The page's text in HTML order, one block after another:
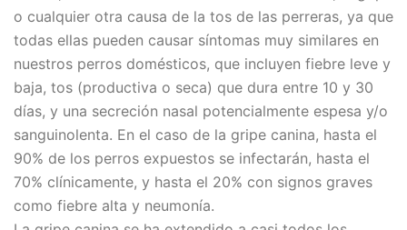
o cualquier otra causa de la tos de las perreras, ya que
todas ellas pueden causar síntomas muy similares en
nuestros perros domésticos, que incluyen fiebre leve y
baja, tos (productiva o seca) que dura entre 10 y 30
días, y una secreción nasal potencialmente espesa y/o
sanguinolenta. En el caso de la gripe canina, hasta el
90% de los perros expuestos se infectarán, hasta el
70% clínicamente, y hasta el 20% con signos graves
como fiebre alta y neumonía.